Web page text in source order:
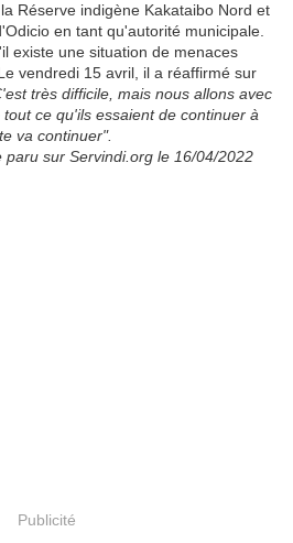
Réserve indigène Kakataibo Nord et
en tant qu'autorité municipale.
existe une situation de menaces
vendredi 15 avril, il a réaffirmé sur
très difficile, mais nous allons avec
ce qu'ils essaient de continuer à
va continuer".
sur Servindi.org le 16/04/2022
Publicité